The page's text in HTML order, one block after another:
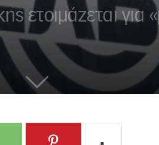
ετοιμάζεται για